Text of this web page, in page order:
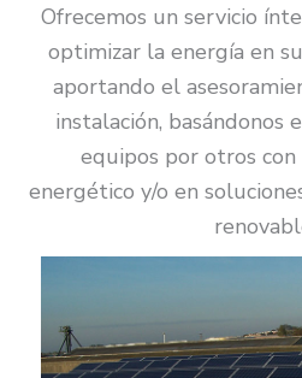
Ofrecemos un servicio
optimizar la energía en
aportando el
instalación, basándonos
equipos por otros
energético y/o en